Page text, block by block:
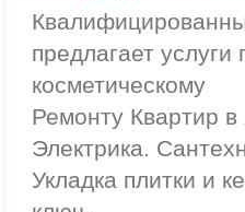
предлагает
косметическому
Ремонту Квартир
Электрика.
Укладка плитки и